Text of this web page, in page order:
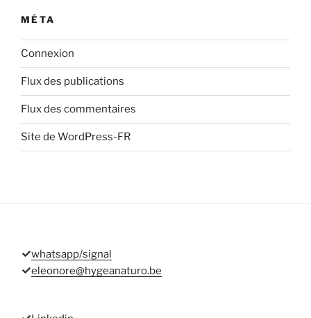
MÉTA
Connexion
Flux des publications
Flux des commentaires
Site de WordPress-FR
whatsapp/signal
eleonore@hygeanaturo.be